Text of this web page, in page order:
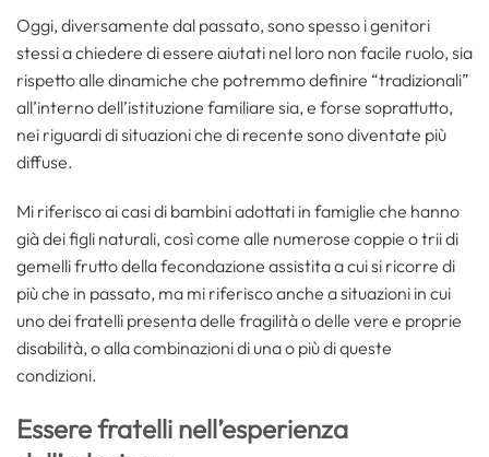
Oggi, diversamente dal passato, sono spesso i genitori
stessi a chiedere di essere aiutati nel loro non facile ruolo, sia
rispetto alle dinamiche che potremmo definire “tradizionali”
all’interno dell’istituzione familiare sia, e forse soprattutto,
nei riguardi di situazioni che di recente sono diventate più
diffuse.
Mi riferisco ai casi di bambini adottati in famiglie che hanno
già dei figli naturali, così come alle numerose coppie o trii di
gemelli frutto della fecondazione assistita a cui si ricorre di
più che in passato, ma mi riferisco anche a situazioni in cui
uno dei fratelli presenta delle fragilità o delle vere e proprie
disabilità, o alla combinazioni di una o più di queste
condizioni.
Essere fratelli nell’esperienza